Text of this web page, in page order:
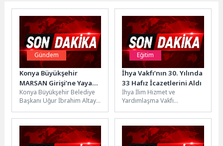
Gündem
Konya Büyükşehir
MARSAN Girişi’ne Yaya
Üst Geçidi Yapıyor
Konya Büyükşehir Belediye
Başkanı Uğur İbrahim Altay,
bulunan Marangozlar Sanayi
girişinde...
Eğitim
İhya Vakfı’nın 30. Yılında
33 Hafız İcazetlerini Aldı
İhya İlim Hizmet ve
Yardımlaşma Vakfı
gösteren Gülsüm Hanım
İhya Kız Kur’an Kursu’nda...